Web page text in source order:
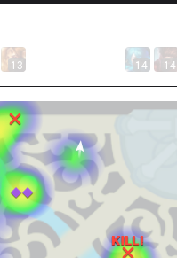
13 14 14